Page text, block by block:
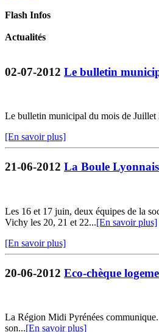
Flash Infos
Actualités
02-07-2012 Le bulletin
Le bulletin municipal du mois de
[En savoir plus]
21-06-2012 La Boule
Les 16 et 17 juin, deux équipes de la
Vichy les 20, 21 et 22...[En savoir plus]
[En savoir plus]
20-06-2012 Eco-chèque
La Région Midi Pyrénées
son...[En savoir plus]